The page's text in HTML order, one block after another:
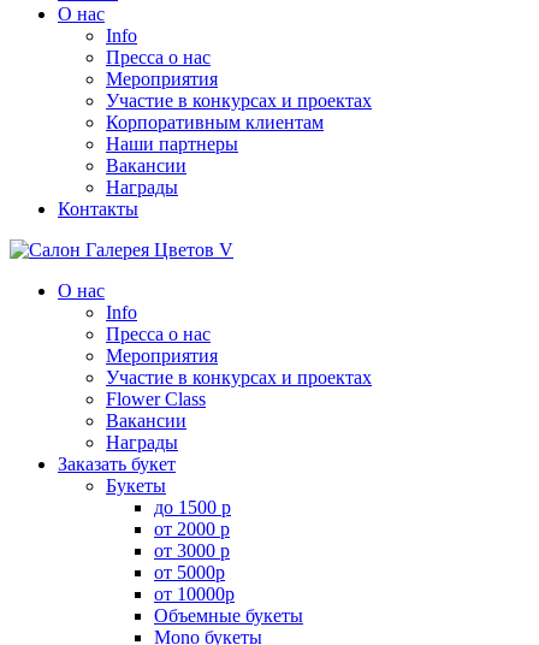
О нас
Info
Пресса о нас
Мероприятия
Участие в конкурсах и проектах
Корпоративным клиентам
Наши партнеры
Вакансии
Награды
Контакты
О нас
Info
Пресса о нас
Мероприятия
Участие в конкурсах и проектах
Flower Class
Вакансии
Награды
Заказать букет
Букеты
до 1500 р
от 2000 р
от 3000 р
от 5000р
от 10000р
Объемные букеты
Mono букеты